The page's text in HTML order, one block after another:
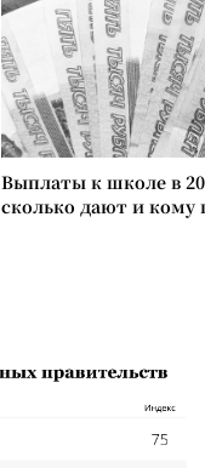
Выплаты к школе в
сколько дают и